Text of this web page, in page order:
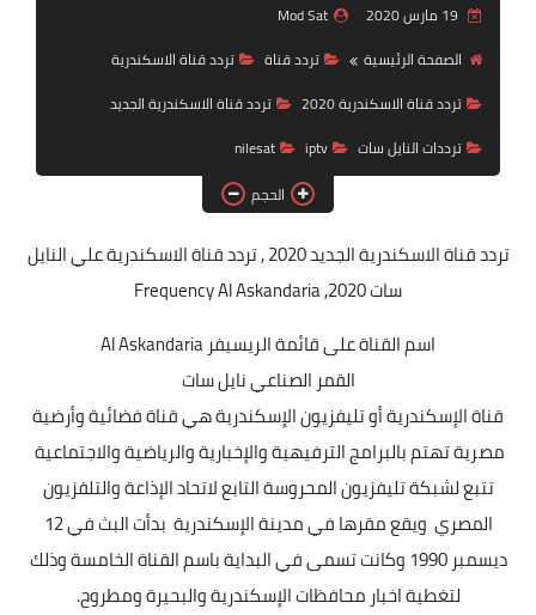
nilesat
ترددات النايل سات
ترددات النايل سات
Mod Sat
الصفحة الرئيسية
تردد قناة
تردد قناة الاسكندرية
تردد قناة الاسكندرية 2020
تردد قناة الاسكندرية الجديد
ترددات النايل سات
iptv
nilesat
الحجم
تردد قناة الاسكندرية
الجديد 2020 , تردد قناة الاسكندرية علي النايل
سات 2020, Frequency Al Askandaria
اسم القناة على قائمة الريسيفر Al Askandaria
القمر الصناعي نايل سات
قناة الإسكندرية أو تليفزيون الإسكندرية هي قناة فضائية وأرضية
مصرية تهتم بالبرامج الترفيهية والإخبارية والرياضية والاجتماعية
تتبع لشبكة تليفزيون المحروسة التابع لاتحاد الإذاعة والتلفزيون
المصري ويقع مقرها في مدينة الإسكندرية بدأت البث في 12
ديسمبر 1990 وكانت تسمى في البداية باسم القناة الخامسة وذلك
لتغطية اخبار محافظات الإسكندرية والبحيرة ومطروح.